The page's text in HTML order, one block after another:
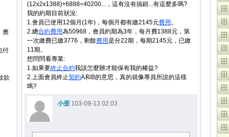
(12x2x1388)+6888=40200...，這有沒有搞錯...有這麼多嗎?
我的約期目前狀況:
1.會員已使用12個月(1年)，每個月都有繳2145元費用 。
2.總合約費用為50968，會員約期為3年，每月費1388元，第
一次繳費已繳3776，剩餘費用是分22期，每期2145元，已繳
11期。
想問問看專業:
1.如果要終止合約我該怎麼辦才能保有我的權益?
2.上面會員終止契約A和B的意思，真的就像專員所說的這樣
嗎?
小歪 103-09-13 02:03
應
付
款